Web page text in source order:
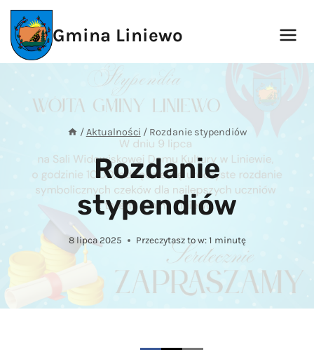
Przejdź
treści
Gmina Liniewo
/Aktualności / Rozdanie stypendiów
Rozdanie
stypendiów
8 lipca 2025 Przeczytasz to w:1 minutę